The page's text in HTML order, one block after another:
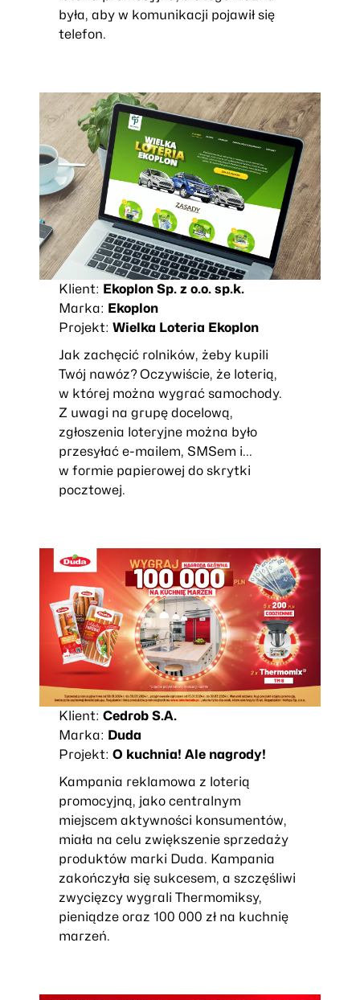
była, aby w komunikacji pojawił się
telefon.
Klient: Ekoplon Sp. z o.o. sp.k.
Marka: Ekoplon
Projekt:Wielka Loteria Ekoplon
Jak zachęcić rolników, żeby kupili
Twój nawóz? Oczywiście, że loterią,
w której można wygrać samochody.
Z uwagi na grupę docelową,
zgłoszenia loteryjne można było
przesyłać e-mailem, SMSem i...
w formie papierowej do skrytki
pocztowej.
Klient:Cedrob S.A.
Marka: Duda
Projekt:O kuchnia! Ale nagrody!
Kampania reklamowa z loterią
promocyjną, jako centralnym
miejscem aktywności konsumentów,
miała na celu zwiększenie sprzedaży
produktów marki Duda. Kampania
zakończyła się sukcesem, a szczęśliwi
zwycięzcy wygrali Thermomiksy,
pieniądze oraz 100 000 zł na kuchnię
marzeń.